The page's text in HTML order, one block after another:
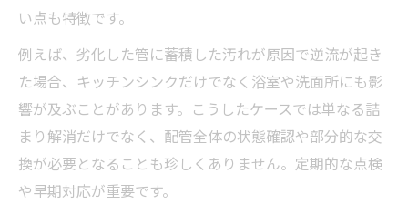
い点も特徴です。
例えば、劣化した管に蓄積した汚れが原因で逆流が起き
た場合、キッチンシンクだけでなく浴室や洗面所にも影
響が及ぶことがあります。こうしたケースでは単なる詰
まり解消だけでなく、配管全体の状態確認や部分的な交
換が必要となることも珍しくありません。定期的な点検
や早期対応が重要です。